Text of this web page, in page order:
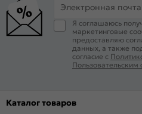
Электронная почта
Я соглашаюсь
маркетинговые
предоставляю
данных, а также
согласие с
Пользовательским
Каталог товаров